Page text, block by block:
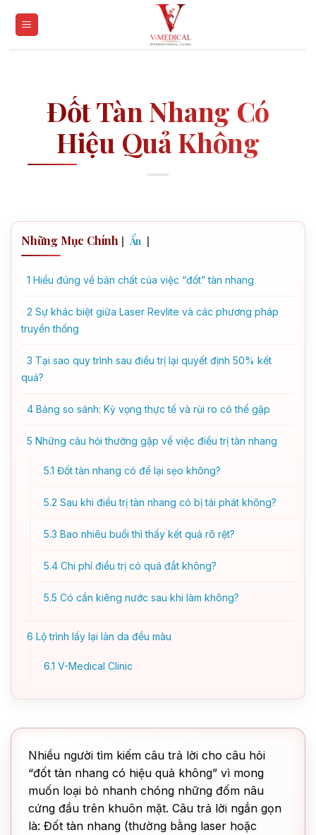
Đốt Tàn Nhang Có
Hiệu Quả Không
Những Mục Chính [ Ẩn ]
1 Hiểu đúng về bản chất của việc “đốt” tàn nhang
2 Sự khác biệt giữa Laser Revlite và các phương pháp
truyền thống
3 Tại sao quy trình sau điều trị lại quyết định 50% kết
quả?
4 Bảng so sánh: Kỳ vọng thực tế và rủi ro có thể gặp
5 Những câu hỏi thường gặp về việc điều trị tàn nhang
5.1 Đốt tàn nhang có để lại sẹo không?
5.2 Sau khi điều trị tàn nhang có bị tái phát không?
5.3 Bao nhiêu buổi thì thấy kết quả rõ rệt?
5.4 Chi phí điều trị có quá đắt không?
5.5 Có cần kiêng nước sau khi làm không?
6 Lộ trình lấy lại làn da đều màu
6.1 V-Medical Clinic
Nhiều người tìm kiếm câu trả lời cho câu hỏi
“đốt tàn nhang có hiệu quả không” vì mong
muốn loại bỏ nhanh chóng những đốm nâu
cứng đầu trên khuôn mặt. Câu trả lời ngắn gọn
là: Đốt tàn nhang (thường bằng laser hoặc